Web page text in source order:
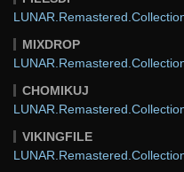
MIXDROP
CHOMIKUJ
VIKINGFILE